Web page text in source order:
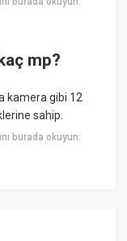
mp?
kamera gibi 12
sahip.
burada okuyun: